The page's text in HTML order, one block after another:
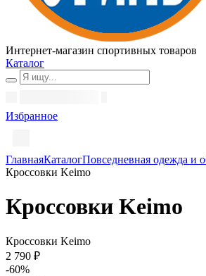
Интернет-магазин спортивных товаров
Каталог
Избранное
ГлавнаяКаталогПовседневная одежда и
Кроссовки Keimo
Кроссовки Keimo
Кроссовки Keimo
2 790 ₽
-60%